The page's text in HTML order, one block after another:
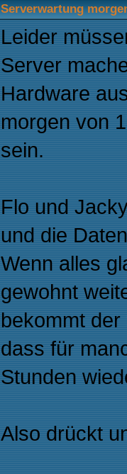
Serverwartung
Leider
Server
Hardware
morgen von
sein.
Flo und
und die
Wenn alles
gewohnt
bekommt
dass für
Stunden
Also drückt